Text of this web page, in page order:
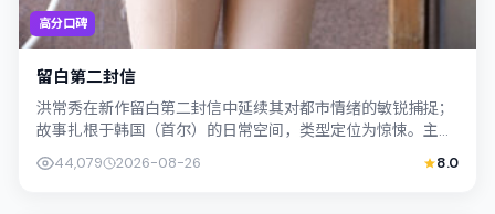
高分口碑
留白第二封信
洪常秀在新作留白第二封信中延续其对都市情绪的敏锐捕捉；
故事扎根于韩国（首尔）的日常空间，类型定位为惊悚。主演
木村拓哉、妻夫木聪以克制表演撑起情感...
44,079 2026-08-26 8.0